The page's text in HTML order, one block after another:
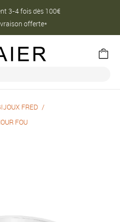
3-4 fois dès 100€
offerte*
FRED
FOU